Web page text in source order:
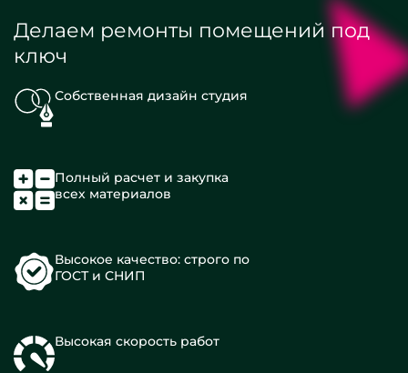
Делаем ремонты помещений под
ключ
Собственная дизайн студия
Полный расчет и закупка
всех материалов
Высокое качество: строго по
ГОСТ и СНИП
Высокая скорость работ